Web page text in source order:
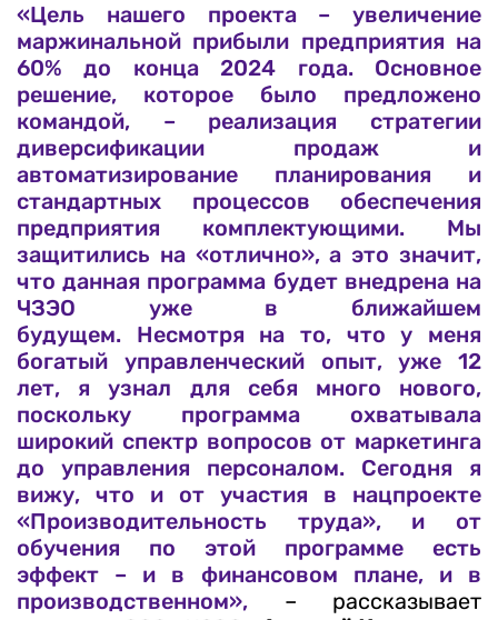
«Цель нашего проекта – увеличение
маржинальной прибыли предприятия на
60% до конца 2024 года. Основное
решение, которое было предложено
командой, – реализация стратегии
диверсификации продаж и
автоматизирование планирования и
стандартных процессов обеспечения
предприятия комплектующими. Мы
защитились на «отлично», а это значит,
что данная программа будет внедрена на
ЧЗЭО уже в ближайшем
будущем. Несмотря на то, что у меня
богатый управленческий опыт, уже 12
лет, я узнал для себя много нового,
поскольку программа охватывала
широкий спектр вопросов от маркетинга
до управления персоналом. Сегодня я
вижу, что и от участия в нацпроекте
«Производительность труда», и от
обучения по этой программе есть
эффект – и в финансовом плане, и в
производственном»,– рассказывает